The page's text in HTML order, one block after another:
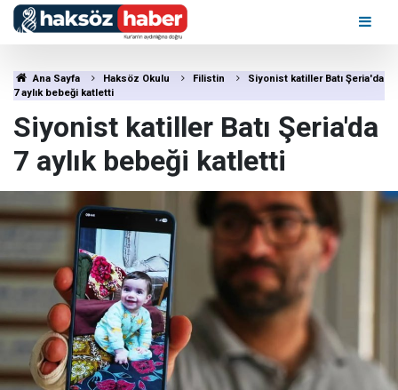
Ana Sayfa Haksöz Okulu Filistin
Siyonist katiller Batı Şeria'da
7 aylık bebeği katletti
Siyonist katiller Batı Şeria'da
7 aylık bebeği katletti